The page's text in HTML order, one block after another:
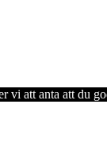
vi att anta att du